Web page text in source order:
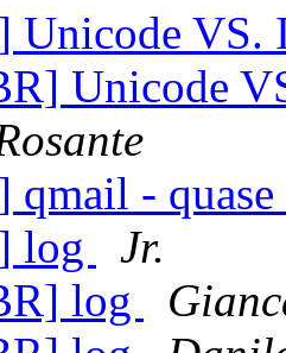
Unicode VS.
Unicode
qmail -
log
Jr.
log